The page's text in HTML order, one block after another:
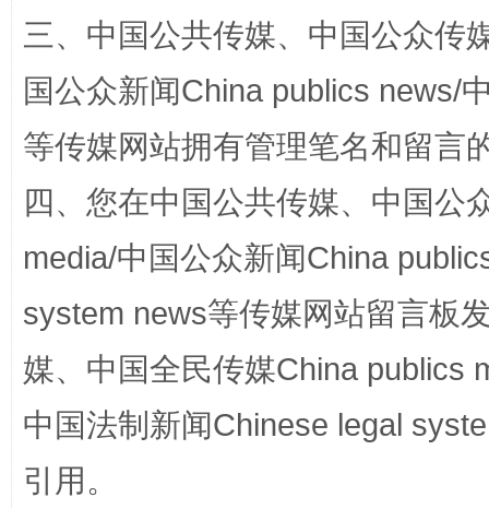
扯下公款旅游的“隐身衣”
“蜀中异人”王建安的艺术幻境
三、中国公共传媒、中国公众传
国公众新闻China publics news/
等传媒网站拥有管理笔名和留言
四、您在中国公共传媒、中国公
media/中国公众新闻China
system news等传媒网站留言板
媒、中国全民传媒China publics
中国法制新闻Chinese legal
引用。